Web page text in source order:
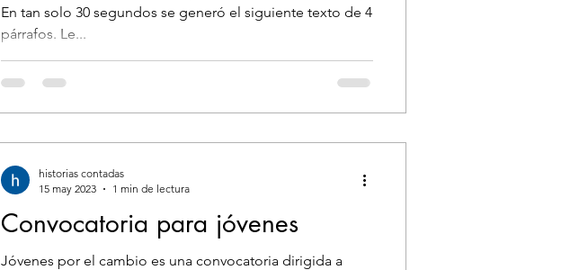
En tan solo 30 segundos se generó el siguiente texto de 4
párrafos. Le...
Convocatoria para jóvenes
Jóvenes por el cambio es una convocatoria dirigida a
historias contadas
15 may 2023
1 min de lectura